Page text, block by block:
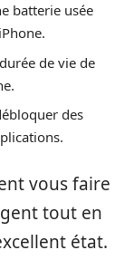
batterie usée
de vie de
des
vous faire
tout en
état.